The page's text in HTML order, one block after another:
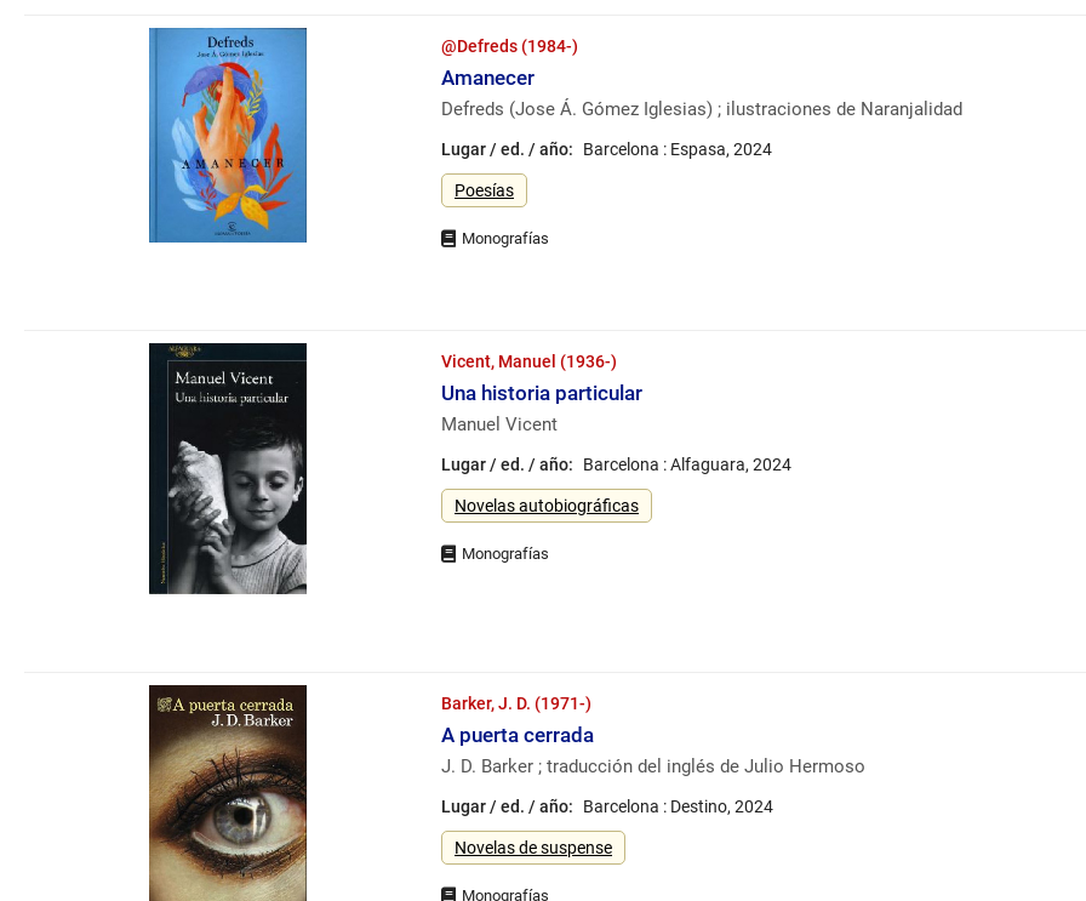
@Defreds (1984-)
Amanecer
Defreds (Jose Á. Gómez Iglesias) ; ilustraciones de Naranjalidad
Lugar / ed. / año:
Barcelona : Espasa, 2024
Género
Poesías
Vicent, Manuel (1936-)
Una historia particular
Manuel Vicent
Lugar / ed. / año:
Barcelona : Alfaguara, 2024
Género
Novelas autobiográficas
Barker, J. D. (1971-)
A puerta cerrada
J. D. Barker ; traducción del inglés de Julio Hermoso
Lugar / ed. / año:
Barcelona : Destino, 2024
Género
Novelas de suspense